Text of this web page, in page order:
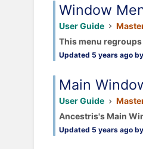
Window
User Guide
This menu
Updated 5 years ago
Main
User Guide
Ancestris's Main
Updated 5 years ago